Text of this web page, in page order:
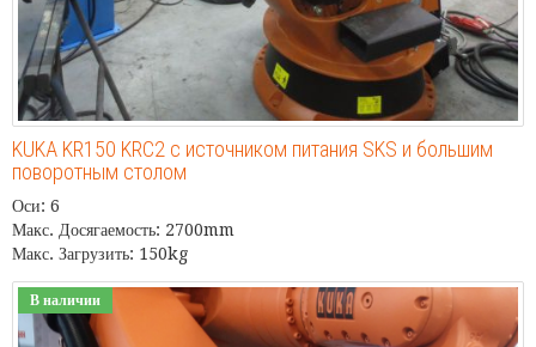
KUKA KR150 KRC2 с источником питания SKS и большим
поворотным столом
Оси: 6
Макс. Досягаемость: 2700mm
Макс. Загрузить: 150kg
В наличии